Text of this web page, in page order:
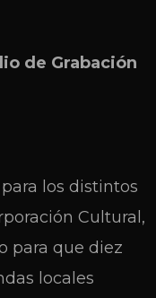
de Grabación
los distintos
Cultural,
para que diez
locales